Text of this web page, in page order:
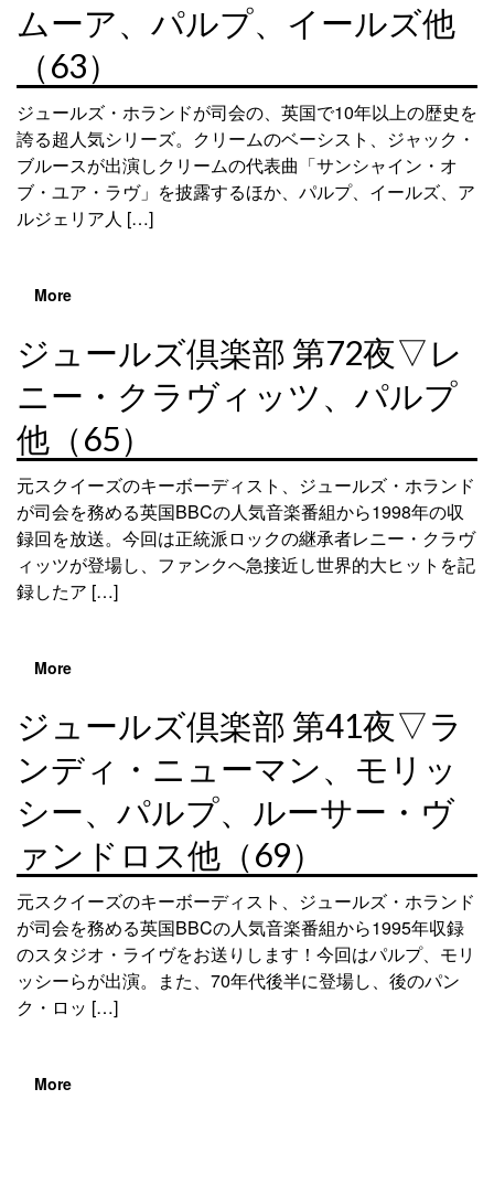
ムーア、パルプ、イールズ他
（63）
ジュールズ・ホランドが司会の、英国で10年以上の歴史を
誇る超人気シリーズ。クリームのベーシスト、ジャック・
ブルースが出演しクリームの代表曲「サンシャイン・オ
ブ・ユア・ラヴ」を披露するほか、パルプ、イールズ、ア
ルジェリア人 […]
More
ジュールズ倶楽部 第72夜▽レ
ニー・クラヴィッツ、パルプ
他（65）
元スクイーズのキーボーディスト、ジュールズ・ホランド
が司会を務める英国BBCの人気音楽番組から1998年の収
録回を放送。今回は正統派ロックの継承者レニー・クラヴ
ィッツが登場し、ファンクへ急接近し世界的大ヒットを記
録したア […]
More
ジュールズ倶楽部 第41夜▽ラ
ンディ・ニューマン、モリッ
シー、パルプ、ルーサー・ヴ
ァンドロス他（69）
元スクイーズのキーボーディスト、ジュールズ・ホランド
が司会を務める英国BBCの人気音楽番組から1995年収録
のスタジオ・ライヴをお送りします！今回はパルプ、モリ
ッシーらが出演。また、70年代後半に登場し、後のパン
ク・ロッ […]
More